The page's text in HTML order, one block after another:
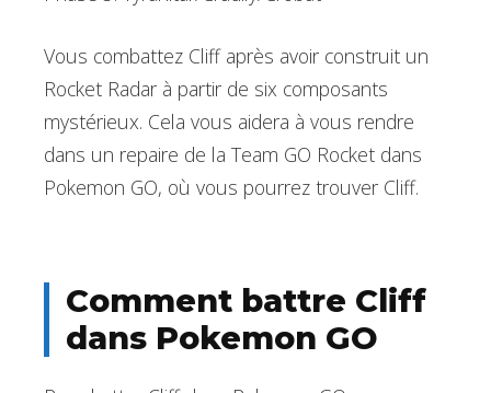
Vous combattez Cliff après avoir construit un
Rocket Radar à partir de six composants
mystérieux. Cela vous aidera à vous rendre
dans un repaire de la Team GO Rocket dans
Pokemon GO, où vous pourrez trouver Cliff.
Comment battre Cliff
dans Pokemon GO